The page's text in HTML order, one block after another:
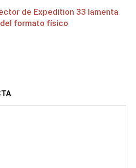
de Expedition 33 lamenta
formato físico